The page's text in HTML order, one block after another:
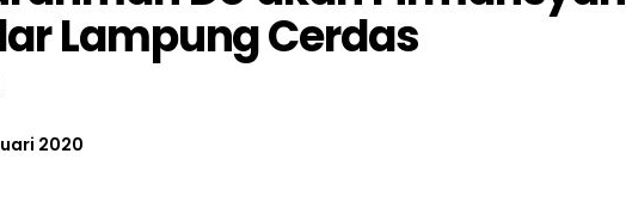
Lampung Cerdas
2020